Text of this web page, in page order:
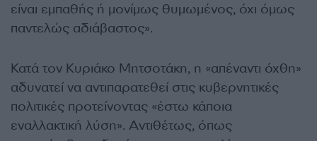
είναι εμπαθής ή μονίμως θυμωμένος, όχι όμως
παντελώς αδιάβαστος».
Κατά τον Κυριάκο Μητσοτάκη, η «απέναντι όχθη»
αδυνατεί να αντιπαρατεθεί στις κυβερνητικές
πολιτικές προτείνοντας «έστω κάποια
εναλλακτική λύση». Αντιθέτως, όπως